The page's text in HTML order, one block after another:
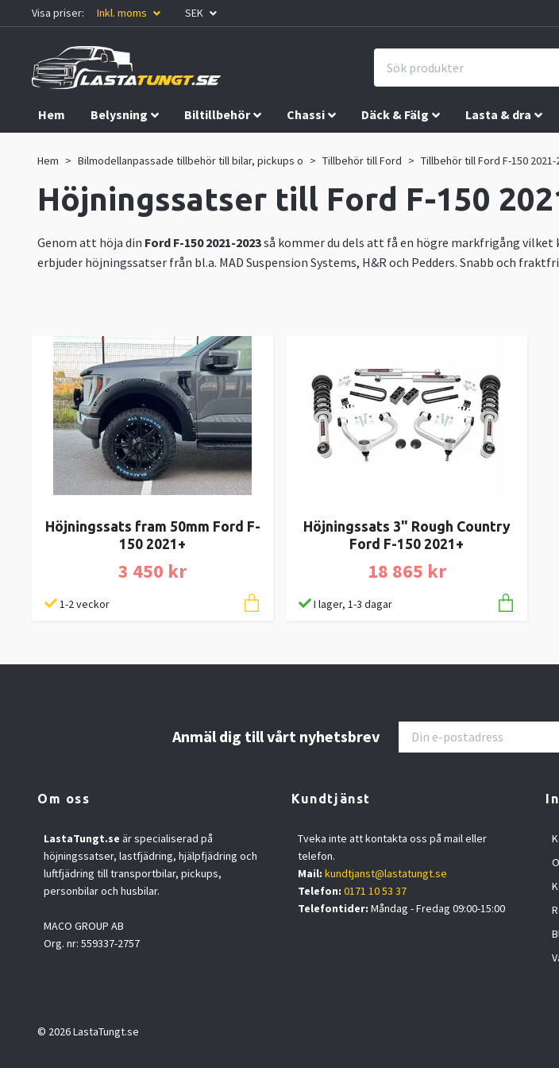
Visa priser: Inkl. moms SEK
Hem Belysning Biltillbehör Chassi Däck & Fälg Lasta & dra
Hem Bilmodellanpassade tillbehör till bilar, pickups o Tillbehör till Ford Tillbehör till Ford F-150 2021-
Höjningssatser till Ford F-150
Genom att höja din Ford F-150 2021-2023så kommer du dels att få en högre markfrigång
erbjuder höjningssatser från bl.a. MAD Suspension Systems, H&R och Pedders. Snabb och
Höjningssats fram 50mm Ford F-
150 2021+
3 450 kr
1-2 veckor
Höjningssats 3" Rough Country
Ford F-150 2021+
18 865 kr
I lager, 1-3 dagar
Anmäl dig till vårt nyhetsbrev
Om oss
LastaTungt.se är specialiserad på
höjningssatser, lastfjädring, hjälpfjädring och
luftfjädring till transportbilar, pickups,
personbilar och husbilar.
MACO GROUP AB
Org. nr: 559337-2757
Kundtjänst
Tveka inte att kontakta oss på mail eller
telefon.
Mail: kundtjanst@lastatungt.se
Telefon: 0171 10 53 37
Telefontider: Måndag - Fredag 09:00-15:00
© 2026 LastaTungt.se